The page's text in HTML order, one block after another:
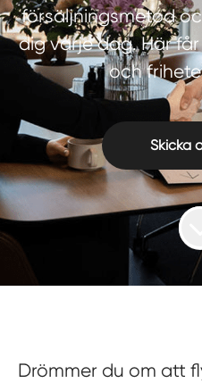
försäljningsmetod
dig varje dag. Här
och
Skicka
Drömmer du om att